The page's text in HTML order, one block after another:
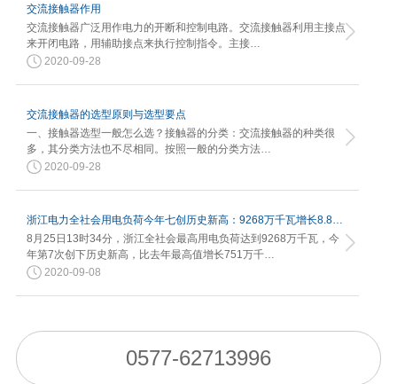
交流接触器作用
交流接触器广泛用作电力的开断和控制电路。交流接触器利用主接点
来开闭电路，用辅助接点来执行控制指令。主接…
2020-09-28
交流接触器的选型原则与选型要点
一、接触器选型一般怎么选？接触器的分类：交流接触器的种类很
多，其分类方法也不尽相同。按照一般的分类方法…
2020-09-28
浙江电力全社会用电负荷今年七创历史新高：9268万千瓦增长8.82%
8月25日13时34分，浙江全社会最高用电负荷达到9268万千瓦，今
年第7次创下历史新高，比去年最高值增长751万千…
2020-09-08
0577-62713996